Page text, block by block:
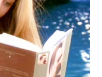
ACE para
no Congresso